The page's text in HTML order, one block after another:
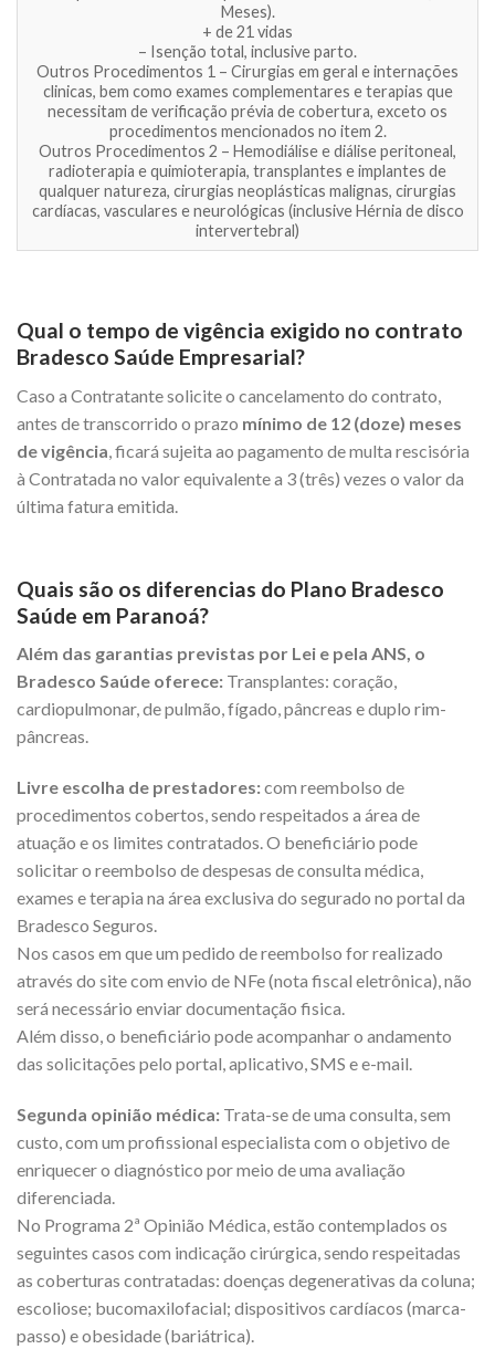
Meses).
+ de 21 vidas
– Isenção total, inclusive parto.
Outros Procedimentos 1 – Cirurgias em geral e internações
clinicas, bem como exames complementares e terapias que
necessitam de verificação prévia de cobertura, exceto os
procedimentos mencionados no item 2.
Outros Procedimentos 2 – Hemodiálise e diálise peritoneal,
radioterapia e quimioterapia, transplantes e implantes de
qualquer natureza, cirurgias neoplásticas malignas, cirurgias
cardíacas, vasculares e neurológicas (inclusive Hérnia de disco
intervertebral)
Qual o tempo de vigência exigido no contrato
Bradesco Saúde Empresarial?
Caso a Contratante solicite o cancelamento do contrato,
antes de transcorrido o prazo mínimo de 12 (doze) meses
de vigência, ficará sujeita ao pagamento de multa rescisória
à Contratada no valor equivalente a 3 (três) vezes o valor da
última fatura emitida.
Quais são os diferencias do Plano Bradesco
Saúde em Paranoá?
Além das garantias previstas por Lei e pela ANS, o
Bradesco Saúde oferece: Transplantes: coração,
cardiopulmonar, de pulmão, fígado, pâncreas e duplo rim-
pâncreas.
Livre escolha de prestadores:com reembolso de
procedimentos cobertos, sendo respeitados a área de
atuação e os limites contratados. O beneficiário pode
solicitar o reembolso de despesas de consulta médica,
exames e terapia na área exclusiva do segurado no portal da
Bradesco Seguros.
Nos casos em que um pedido de reembolso for realizado
através do site com envio de NFe (nota fiscal eletrônica), não
será necessário enviar documentação fisica.
Além disso, o beneficiário pode acompanhar o andamento
das solicitações pelo portal, aplicativo, SMS e e-mail.
Segunda opinião médica: Trata-se de uma consulta, sem
custo, com um profissional especialista com o objetivo de
enriquecer o diagnóstico por meio de uma avaliação
diferenciada.
No Programa 2ª Opinião Médica, estão contemplados os
seguintes casos com indicação cirúrgica, sendo respeitadas
as coberturas contratadas: doenças degenerativas da coluna;
escoliose; bucomaxilofacial; dispositivos cardíacos (marca-
passo) e obesidade (bariátrica).